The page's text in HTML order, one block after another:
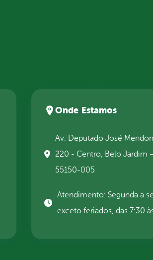
Onde Estamos
Av. Deputado José
220 - Centro, Belo Jardim –
55150-005
Atendimento: Segunda a
exceto feriados, das 7:30